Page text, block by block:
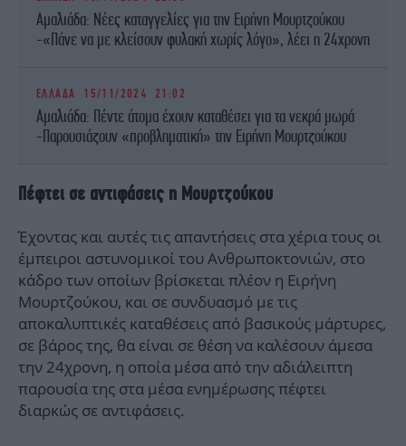
Αμαλιάδα: Νέες καταγγελίες για την Ειρήνη Μουρτζούκου
-«Πάνε να με κλείσουν φυλακή χωρίς λόγο», λέει η 24χρονη
ΕΛΛΑΔΑ 15/11/2024 21:02
Αμαλιάδα: Πέντε άτομα έχουν καταθέσει για τα νεκρά μωρά
-Παρουσιάζουν «προβληματική» την Ειρήνη Μουρτζούκου
Πέφτει σε αντιφάσεις η Μουρτζούκου
Έχοντας και αυτές τις απαντήσεις στα χέρια τους οι
έμπειροι αστυνομικοί του Ανθρωποκτονιών, στο
κάδρο των οποίων βρίσκεται πλέον η Ειρήνη
Μουρτζούκου, και σε συνδυασμό με τις
αποκαλυπτικές καταθέσεις από βασικούς μάρτυρες,
σε βάρος της, θα είναι σε θέση να καλέσουν άμεσα
την 24χρονη, η οποία μέσα από την αδιάλειπτη
παρουσία της στα μέσα ενημέρωσης πέφτει
διαρκώς σε αντιφάσεις.